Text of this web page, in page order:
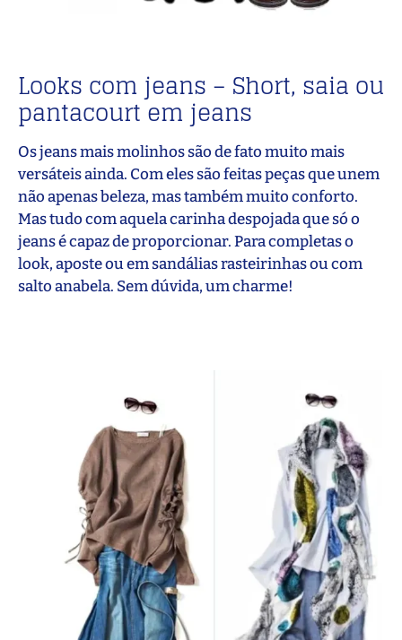
Looks com jeans – Short, saia ou
pantacourt em jeans
Os jeans mais molinhos são de fato muito mais
versáteis ainda. Com eles são feitas peças que unem
não apenas beleza, mas também muito conforto.
Mas tudo com aquela carinha despojada que só o
jeans é capaz de proporcionar. Para completas o
look, aposte ou em sandálias rasteirinhas ou com
salto anabela. Sem dúvida, um charme!